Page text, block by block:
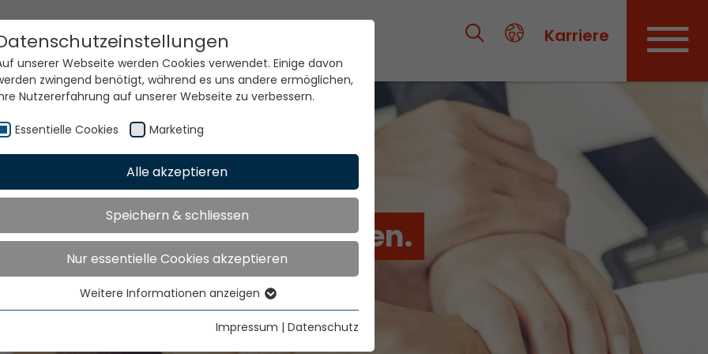
Karriere
Unsere Technologien.
unserer Webseite werden Cookies verwendet. Einige davon
zwingend benötigt, während es uns andere ermöglichen,
Nutzererfahrung auf unserer Webseite zu verbessern.
Essentielle Cookies Marketing
Alle akzeptieren
Speichern & schliessen
Nur essentielle Cookies akzeptieren
Essentielle Cookies
Essentielle Cookies werden für grundlegende Funktionen der
Webseite benötigt. Dadurch ist gewährleistet, dass die
Weitere Informationen anzeigen
Impressum | Datenschutz